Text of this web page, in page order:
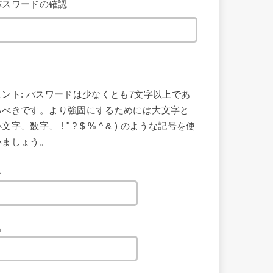
スワードの確認
ント: パスワードは少なくとも7文字以上であ
べきです。より強固にするためには大文字と
文字、数字、 ! " ? $ % ^ & ) のような記号を使
しょう。